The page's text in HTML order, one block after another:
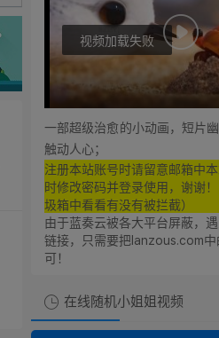
0:00 0:00
视频加载失败
一部超级治愈的小动画，短片
触动人心；
注册本站账号时请留意邮箱中
时修改密码并登录使用，谢谢
圾箱中看看有没有被拦截）
由于蓝奏云被各大平台屏蔽，
链接，只需要把lanzous.com
可！
在线随机小姐姐视频